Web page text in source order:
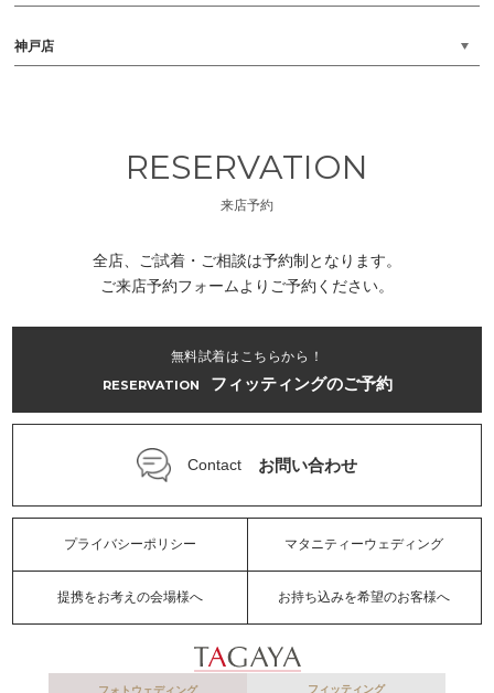
フィッティング
フォトウェディング
神戸店
RESERVATION
来店予約
全店、ご試着・ご相談は予約制となります。
ご来店予約フォームよりご予約ください。
無料試着はこちらから！
RESERVATION
フィッティングのご予約
Contact お問い合わせ
プライバシーポリシー マタニティーウェディング
提携をお考えの会場様へ お持ち込みを希望のお客様へ